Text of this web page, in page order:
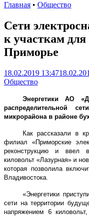
Главная • Общество
Сети
к участкам
Приморье
18.02.2019 13:47
Общество
Энергетики АО
распределительной
микрорайона в районе
Как рассказали в
филиал «Приморские
реконструкцию и ввел
киловольт «Лазурная» и
которая позволила
Владивостока.
«Энергетики
сети на территории
напряжением 6